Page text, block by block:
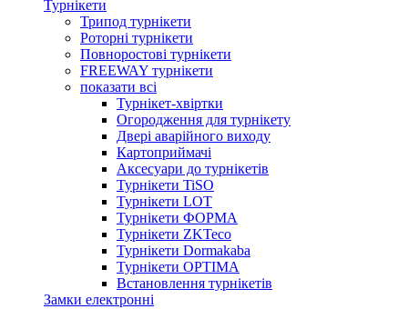
Турнікети
Трипод турнікети
Роторні турнікети
Повноростові турнікети
FREEWAY турнікети
показати всі
Турнікет-хвіртки
Огородження для турнікету
Двері аварійного виходу
Картоприймачі
Аксесуари до турнікетів
Турнікети TiSO
Турнікети LOT
Турнікети ФОРМА
Турнікети ZKTeco
Турнікети Dormakaba
Турнікети OPTIMA
Встановлення турнікетів
Замки електронні